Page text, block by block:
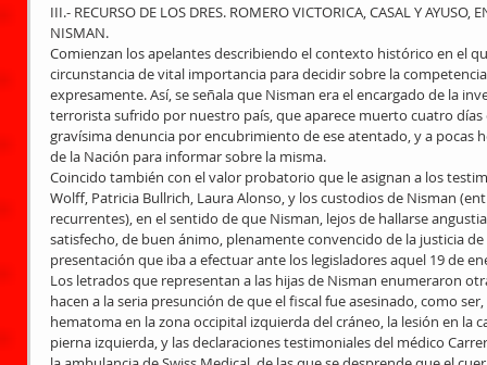
III.- RECURSO DE LOS DRES. ROMERO VICTORICA, CASAL Y AYUSO,
NISMAN.
Comienzan los apelantes describiendo el contexto histórico en el
circunstancia de vital importancia para decidir sobre la
expresamente. Así, se señala que Nisman era el encargado de la
terrorista sufrido por nuestro país, que aparece muerto cuatro
gravísima denuncia por encubrimiento de ese atentado, y a pocas
de la Nación para informar sobre la misma.
Coincido también con el valor probatorio que le asignan a los
Wolff, Patricia Bullrich, Laura Alonso, y los custodios de Nisman
recurrentes), en el sentido de que Nisman, lejos de hallarse
satisfecho, de buen ánimo, plenamente convencido de la justicia
presentación que iba a efectuar ante los legisladores aquel 19 de
Los letrados que representan a las hijas de Nisman enumeraron
hacen a la seria presunción de que el fiscal fue asesinado, como
hematoma en la zona occipital izquierda del cráneo, la lesión en la
pierna izquierda, y las declaraciones testimoniales del médico